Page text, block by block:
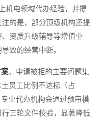
机电领域代办经验，并提
的是，部分顶级机构还提
资质升级辅导等增值业
致的经营中断。
，申请被拒的主要问题集
员工比例不达标（占
业代办机构会通过预审模
三轮文件校验，显著降低